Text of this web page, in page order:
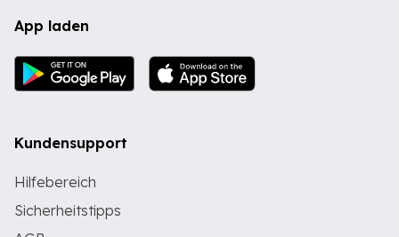
App laden
Kundensupport
Hilfebereich
Sicherheitstipps